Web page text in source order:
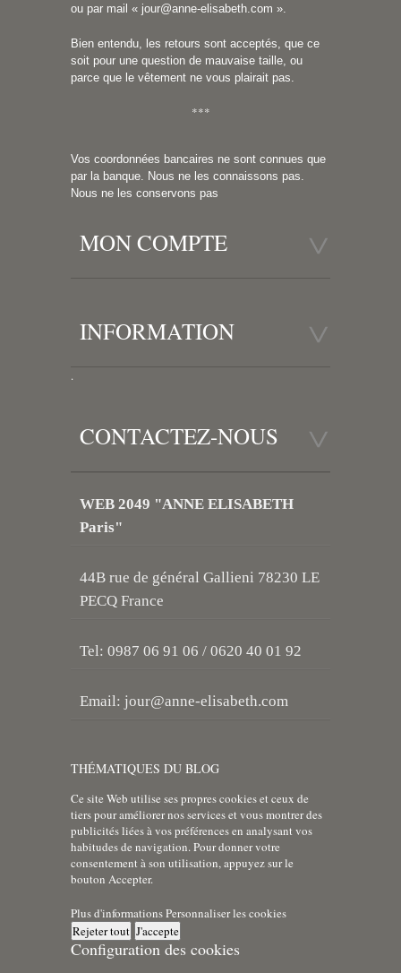
ou par mail « jour@anne-elisabeth.com ».
Bien entendu, les retours sont acceptés, que ce
soit pour une question de mauvaise taille, ou
parce que le vêtement ne vous plairait pas.
***
Vos coordonnées bancaires ne sont connues que
par la banque. Nous ne les connaissons pas.
Nous ne les conservons pas
MON COMPTE
INFORMATION
.
CONTACTEZ-NOUS
WEB 2049 "ANNE ELISABETH
Paris"
44B rue de général Gallieni 78230 LE
PECQ France
Tel: 0987 06 91 06 / 0620 40 01 92
Email: jour@anne-elisabeth.com
THÉMATIQUES DU BLOG
Ce site Web utilise ses propres cookies et ceux de
tiers pour améliorer nos services et vous montrer des
publicités liées à vos préférences en analysant vos
habitudes de navigation. Pour donner votre
consentement à son utilisation, appuyez sur le
bouton Accepter.
Plus d'informationsPersonnaliser les cookies
Rejeter tout J'accepte
Configuration des cookies